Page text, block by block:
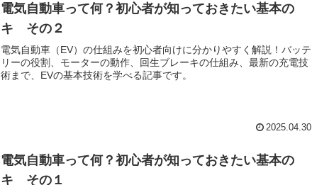
電気自動車って何？初心者が知っておきたい基本の
キ その２
電気自動車（EV）の仕組みを初心者向けに分かりやすく解説！バッテ
リーの役割、モーターの動作、回生ブレーキの仕組み、最新の充電技
術まで、EVの基本技術を学べる記事です。
2025.04.30
電気自動車って何？初心者が知っておきたい基本の
キ その１